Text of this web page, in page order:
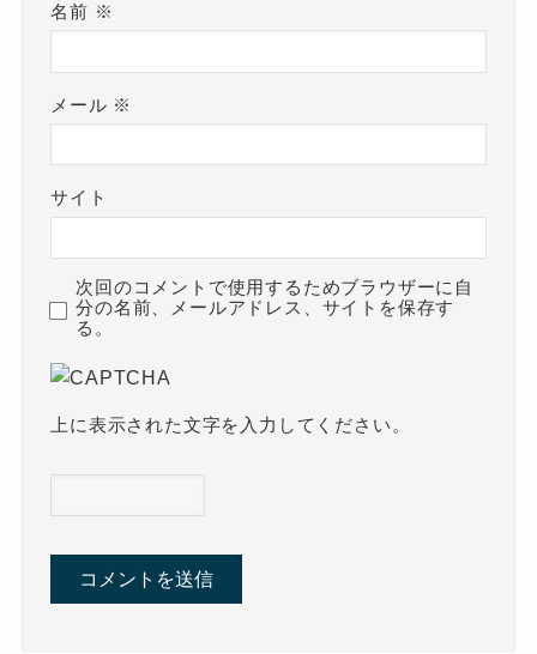
名前 ※
メール ※
サイト
次回のコメントで使用するためブラウザーに自
分の名前、メールアドレス、サイトを保存す
る。
上に表示された文字を入力してください。